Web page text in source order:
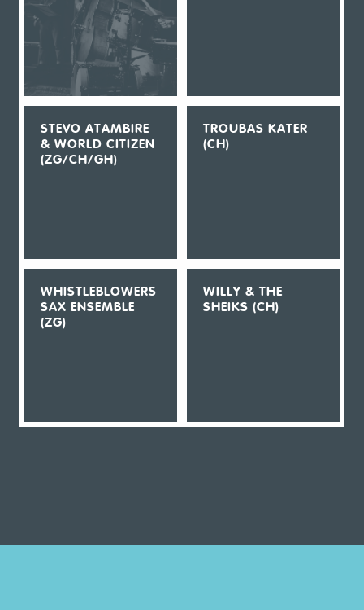
STEVO ATAMBIRE
& WORLD CITIZEN
(ZG/CH/GH)
TROUBAS KATER
(CH)
WHISTLEBLOWERS
SAX ENSEMBLE
(ZG)
WILLY & THE
SHEIKS (CH)